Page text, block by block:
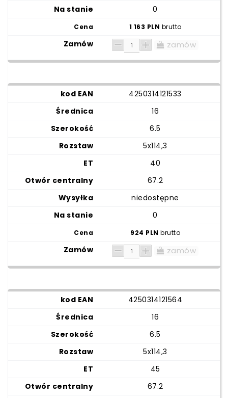
0
1 163 PLN brutto
zamów
4250314121533
16
6.5
5x114,3
40
67.2
niedostępne
0
924 PLNbrutto
zamów
4250314121564
16
6.5
5x114,3
45
67.2